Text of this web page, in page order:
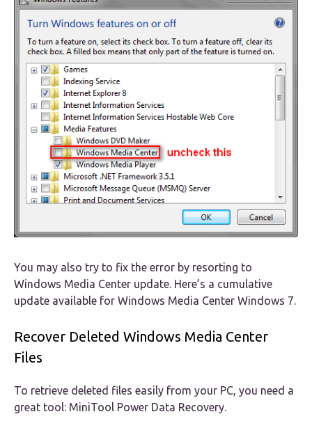
You may also try to fix the error by resorting to
Windows Media Center update. Here’s a cumulative
update available for Windows Media Center Windows 7.
Recover Deleted Windows Media Center
Files
To retrieve deleted files easily from your PC, you need a
great tool: MiniTool Power Data Recovery.